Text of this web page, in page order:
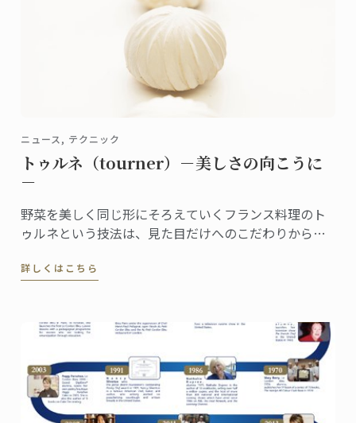
ニュース, テクニック
トゥルネ（tourner）－美しさの向こうに
－
野菜を美しく同じ形にそろえていくフランス料理のト
ゥルネという技法は、見た目だけへのこだわりから生
ネはこのような形に切り出されます。
詳しくはこちら